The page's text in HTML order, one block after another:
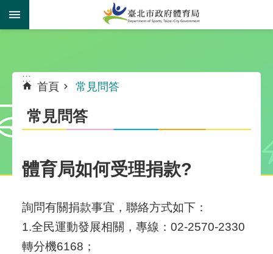
跳到主要內容區塊
:::
首頁 常見問答
常見問答
體育局如何受理捐款?
詢問有關捐款事宜，聯絡方式如下：
1.全民運動發展相關，專線：02-2570-2330
轉分機6168；